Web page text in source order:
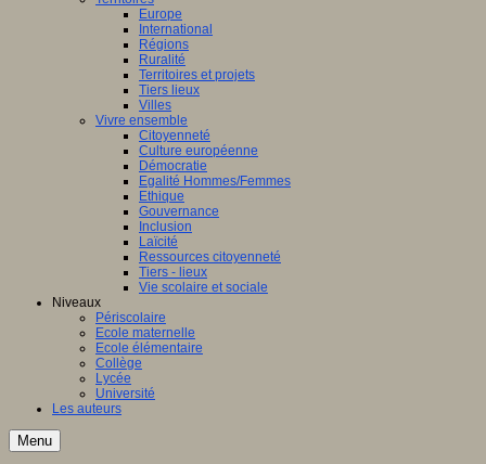
Europe
International
Régions
Ruralité
Territoires et projets
Tiers lieux
Villes
Vivre ensemble
Citoyenneté
Culture européenne
Démocratie
Egalité Hommes/Femmes
Ethique
Gouvernance
Inclusion
Laïcité
Ressources citoyenneté
Tiers - lieux
Vie scolaire et sociale
Niveaux
Périscolaire
Ecole maternelle
Ecole élémentaire
Collège
Lycée
Université
Les auteurs
Menu